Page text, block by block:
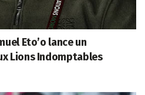
Eto’o lance un
Lions Indomptables